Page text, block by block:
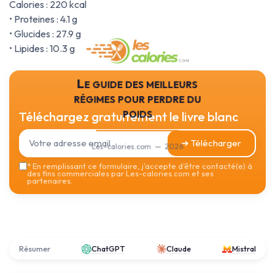
Calories : 220 kcal
• Proteines : 4.1 g
• Glucides : 27.9 g
• Lipides : 10.3 g
Le guide des meilleurs
régimes pour perdre du
poids
Les-calories.com — 2026
Téléchargez gratuitement le livre blanc
➔ Télécharger
*En remplissant ce formulaire, j’accepte d’être contacté(e) à
des fins commerciales par Les-calories.com et ses
partenaires.
Résumer ChatGPT Claude Mistral